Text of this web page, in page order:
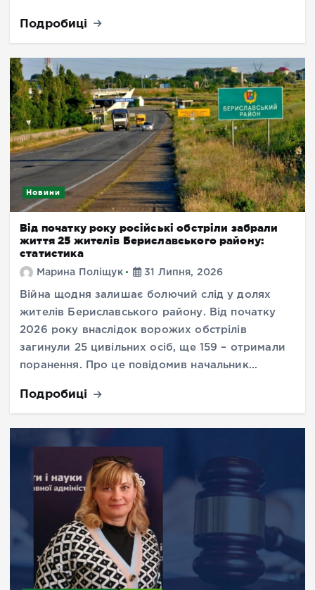
Подробиці
Новини
Від початку року російські обстріли забрали
життя 25 жителів Бериславського району:
статистика
Марина Поліщук 31 Липня, 2026
Війна щодня залишає болючий слід у долях
жителів Бериславського району. Від початку
2026 року внаслідок ворожих обстрілів
загинули 25 цивільних осіб, ще 159 – отримали
поранення. Про це повідомив начальник…
Подробиці